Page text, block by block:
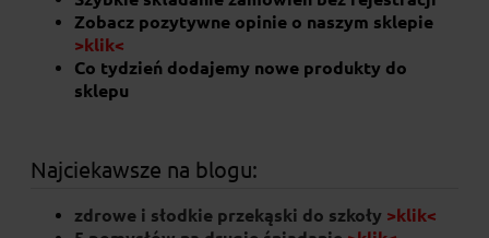
Zobacz pozytywne opinie o naszym sklepie
>klik<
Co tydzień dodajemy nowe produkty do
sklepu
Najciekawsze na blogu:
zdrowe i słodkie przekąski do szkoły >klik<